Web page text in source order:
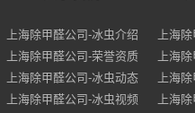
上海除甲醛公司-冰虫介绍
上海除甲醛公司-荣誉资质
上海除甲醛公司-冰虫动态
上海除甲醛公司-冰虫视频
上海
上海
上海
上海